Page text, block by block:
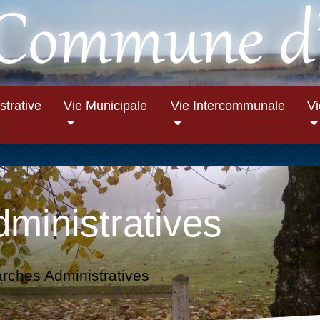
Vie Municipale Vie Intercommunale
Administratives